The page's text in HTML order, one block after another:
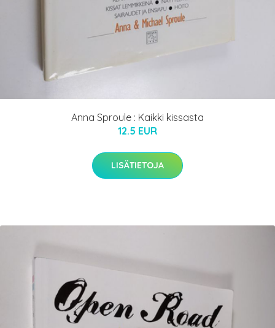
Anna Sproule : Kaikki kissasta
12.5 EUR
LISÄTIETOJA